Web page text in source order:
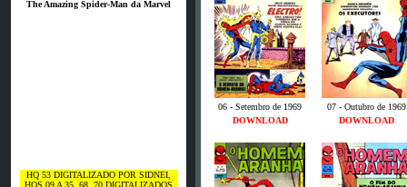
The Amazing Spider-Man da Marvel
HQ 53 DIGITALIZADO POR SIDNEI,
HQS 09 A 35, 68, 70 DIGITALIZADOS
06 - Setembro de 1969
07 - Outubro de 1969
DOWNLOAD
DOWNLOAD